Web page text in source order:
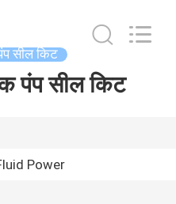
सील किट
पंप सील किट
Power